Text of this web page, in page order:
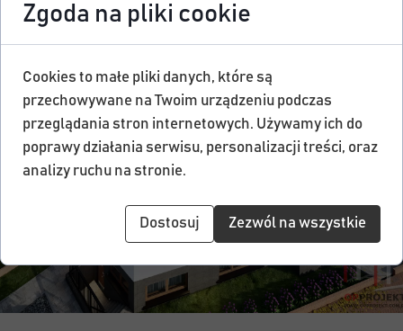
Zgoda na pliki cookie
Cookies to małe pliki danych, które są
przechowywane na Twoim urządzeniu podczas
przeglądania stron internetowych. Używamy ich do
poprawy działania serwisu, personalizacji treści, oraz
analizy ruchu na stronie.
Dostosuj Zezwól na wszystkie